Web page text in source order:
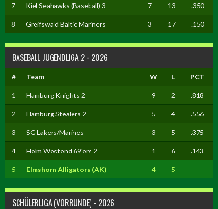
7 Kiel Seahawks (Baseball) 3 7 13 .350
8 Greifswald Baltic Mariners 3 17 .150
BASEBALL JUGENDLIGA 2 - 2026
# Team W L PCT
1 Hamburg Knights 2 9 2 .818
2 Hamburg Stealers 2 5 4 .556
3 SG Lakers/Marines 3 5 .375
4 Holm Westend 69'ers 2 1 6 .143
5 Elmshorn Alligators (AK) 4 5
SCHÜLERLIGA (VORRUNDE) - 2026